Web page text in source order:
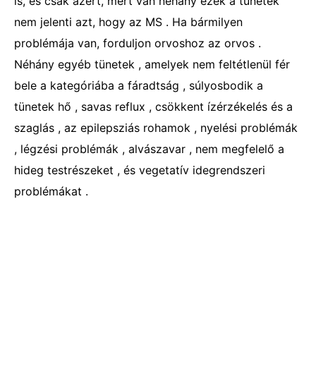
nem jelenti azt, hogy az MS . Ha bármilyen
problémája van, forduljon orvoshoz az orvos .
Néhány egyéb tünetek , amelyek nem feltétlenül fér
bele a kategóriába a fáradtság , súlyosbodik a
tünetek hő , savas reflux , csökkent ízérzékelés és a
szaglás , az epilepsziás rohamok , nyelési problémák
, légzési problémák , alvászavar , nem megfelelő a
hideg testrészeket , és vegetatív idegrendszeri
problémákat .